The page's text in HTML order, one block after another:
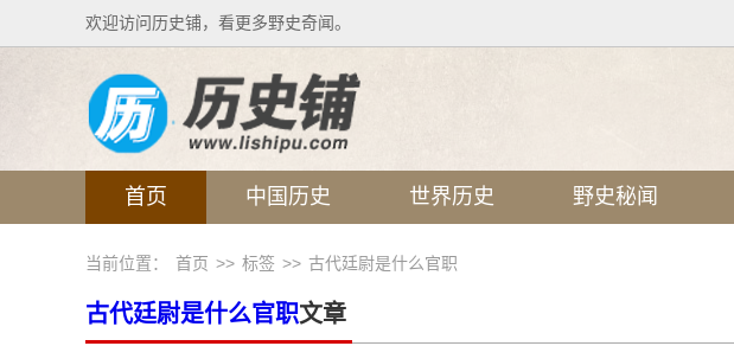
欢迎访问历史铺，看更多野史奇闻。
首页 中国历史 世界历史 野史秘闻
当前位置： 首页 >> 标签 >> 古代廷尉是什么官职
古代廷尉是什么官职文章